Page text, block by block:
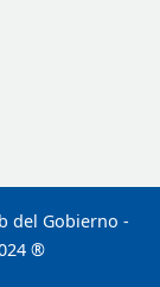
del Gobierno -
®